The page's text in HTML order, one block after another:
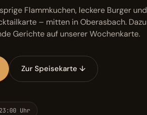
Flammkuchen, leckere Burger und
– mitten in Oberasbach. Dazu
Gerichte auf unserer Wochenkarte.
Zur Speisekarte ↓
Uhr